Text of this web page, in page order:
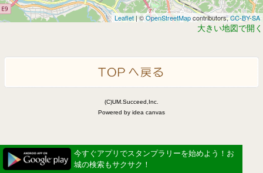
Leaflet | ©OpenStreetMapcontributors,CC-BY-SA
大きい地図で開く
(C)UM.Succeed,Inc.
Powered by idea canvas
今すぐアプリでスタンプラリーを始めよう！お
城の検索もサクサク！